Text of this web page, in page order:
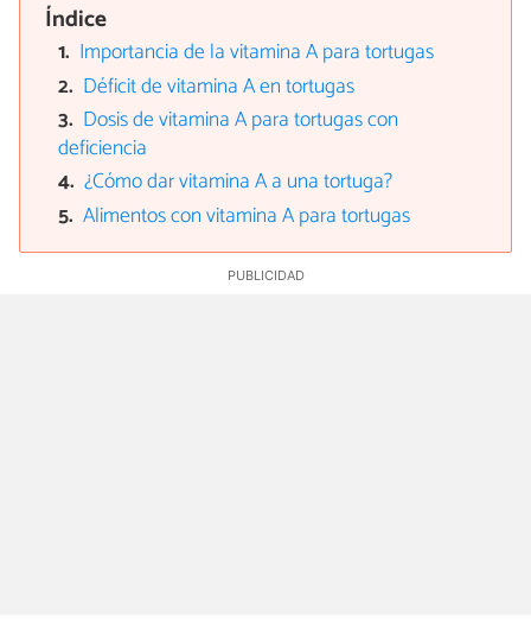
Índice
Importancia de la vitamina A para tortugas
Déficit de vitamina A en tortugas
Dosis de vitamina A para tortugas con
deficiencia
¿Cómo dar vitamina A a una tortuga?
Alimentos con vitamina A para tortugas